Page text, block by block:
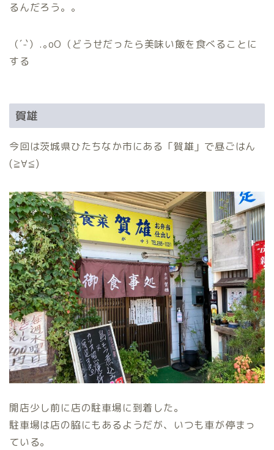
るんだろう。。
（´-`）.｡oO（どうせだったら美味い飯を食べることに
する
賀雄
今回は茨城県ひたちなか市にある「賀雄」で昼ごはん
(≧∀≦)
開店少し前に店の駐車場に到着した。
駐車場は店の脇にもあるようだが、いつも車が停まっ
ている。